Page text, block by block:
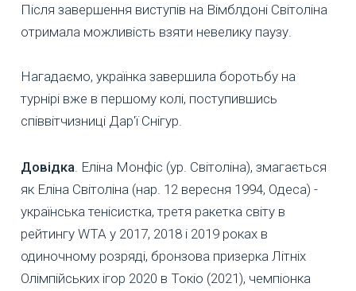
Після завершення виступів на Вімблдоні Світоліна
отримала можливість взяти невелику паузу.
Нагадаємо, українка завершила боротьбу на
турнірі вже в першому колі, поступившись
співвітчизниці Дар'ї Снігур.
Довідка . Еліна Монфіс (ур. Світоліна), змагається
як Еліна Світоліна (нар. 12 вересня 1994, Одеса) -
українська тенісистка, третя ракетка світу в
рейтингу WTA у 2017, 2018 і 2019 роках в
одиночному розряді, бронзова призерка Літніх
Олімпійських ігор 2020 в Токіо (2021), чемпіонка